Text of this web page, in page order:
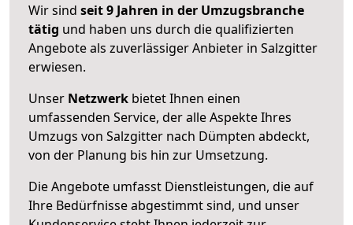
Wir sind seit 9 Jahren in der Umzugsbranche
tätig und haben uns durch die qualifizierten
Angebote als zuverlässiger Anbieter in Salzgitter
erwiesen.
Unser Netzwerk bietet Ihnen einen
umfassenden Service, der alle Aspekte Ihres
Umzugs von Salzgitter nach Dümpten abdeckt,
von der Planung bis hin zur Umsetzung.
Die Angebote umfasst Dienstleistungen, die auf
Ihre Bedürfnisse abgestimmt sind, und unser